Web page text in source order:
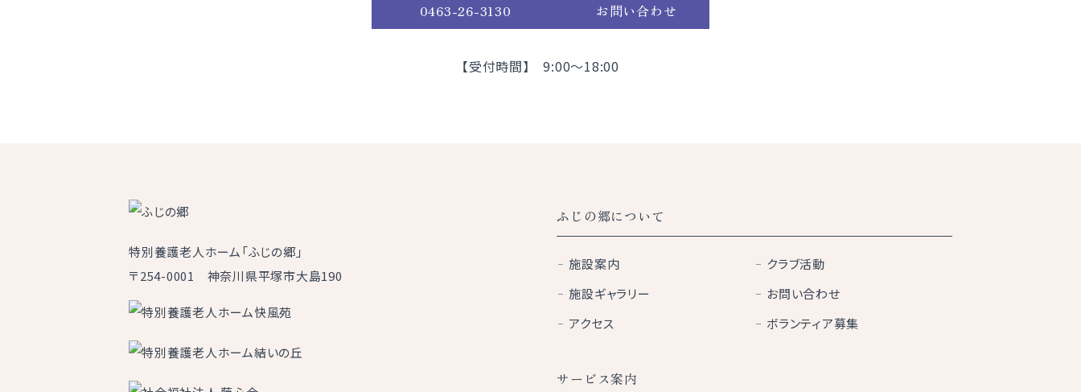
0463-26-3130 お問い合わせ
【受付時間】 9:00～18:00
特別養護老人ホーム「ふじの郷」
〒254-0001 神奈川県平塚市大島190
ふじの郷について
施設案内
クラブ活動
施設ギャラリー
お問い合わせ
アクセス
ボランティア募集
サービス案内